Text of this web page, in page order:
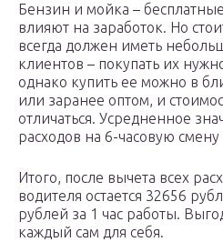
Бензин и мойка –
влияют на заработок. Но
всегда должен иметь
клиентов – покупать их
однако купить ее можно в
или заранее оптом, и
отличаться. Усредненное
расходов на 6-часовую
Итого, после вычета всех
водителя остается 32656
рублей за 1 час работы.
каждый сам для себя.